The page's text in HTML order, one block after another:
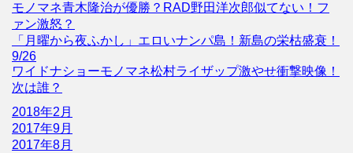
モノマネ青木隆治が優勝？RAD野田洋次郎似てない！フ
ァン激怒？
「月曜から夜ふかし」エロいナンパ島！新島の栄枯盛衰！
9/26
ワイドナショーモノマネ松村ライザップ激やせ衝撃映像！
次は誰？
2018年2月
2017年9月
2017年8月